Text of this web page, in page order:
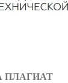
ПЛАГИАТ